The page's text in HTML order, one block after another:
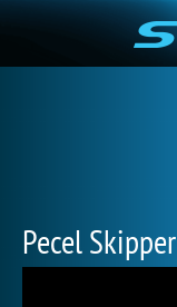
Pecel Skipper